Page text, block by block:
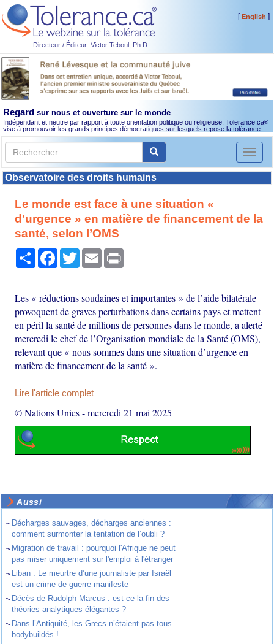
Directeur / Éditeur: Victor Teboul, Ph.D.
[English ]
Regard sur nous et ouverture sur le monde
Indépendant et neutre par rapport à toute orientation politique ou religieuse, Tolerance.ca®
vise à promouvoir les grands principes démocratiques sur lesquels repose la tolérance.
Toggle
Observatoire des droits humains
Le monde est face à une situation «
d’urgence » en matière de financement de la
santé, selon l’OMS
PartagerFacebook
TwitterEmail
Les « réductions soudaines et importantes » de l’aide bilatérale
provoquent de graves perturbations dans certains pays et mettent
en péril la santé de millions de personnes dans le monde, a alerté
mercredi le chef de l’Organisation mondiale de la Santé (OMS),
relevant que « nous sommes dans une situation d’urgence en
matière de financement de la santé ».
Lire l'article complet
© Nations Unies-mercredi 21 mai 2025
Aussi
~ Décharges sauvages, décharges anciennes :
comment surmonter la tentation de l’oubli ?
~ Migration de travail : pourquoi l'Afrique ne peut
pas miser uniquement sur l'emploi à l'étranger
~ Liban : Le meurtre d’une journaliste par Israël
est un crime de guerre manifeste
~ Décès de Rudolph Marcus : est-ce la fin des
théories analytiques élégantes ?
~ Dans l’Antiquité, les Grecs n’étaient pas tous
bodybuildés !